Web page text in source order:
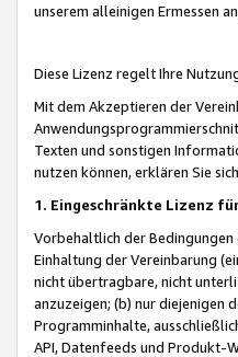
unserem alleinigen Ermessen
Diese Lizenz regelt Ihre
Mit dem Akzeptieren der
Texten und sonstigen
nutzen können, erklären Sie
1. Eingeschränkte Lizenz
Vorbehaltlich der
Einhaltung der Vereinbarung
nicht übertragbare, nicht
anzuzeigen; (b) nur diejenigen
Programminhalte,
API, Datenfeeds und Produkt-